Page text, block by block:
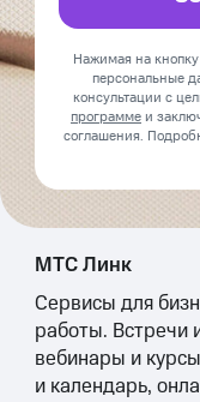
Нажимая на кнопку
персональные
консультации с
программе и
соглашения.
МТС Линк
Сервисы для
работы. Встречи
вебинары и
и календарь,